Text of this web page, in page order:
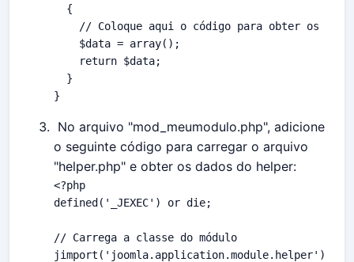
{
// Coloque aqui o código para obter os
$data = array();
return $data;
  }
}
No arquivo "mod_meumodulo.php", adicione
o seguinte código para carregar o arquivo
"helper.php" e obter os dados do helper:
<?php
defined ( '_JEXEC' ) or die;
// Carrega a classe do módulo
jimport ( 'joomla.application.module.helper' );